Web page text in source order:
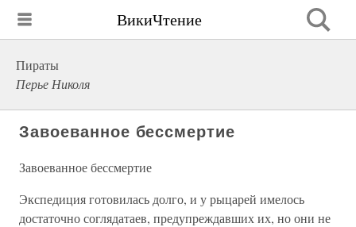
ВикиЧтение
Пираты
Перье Николя
Завоеванное бессмертие
Завоеванное бессмертие
Экспедиция готовилась долго, и у рыцарей имелось
достаточно соглядатаев, предупреждавших их, но они не